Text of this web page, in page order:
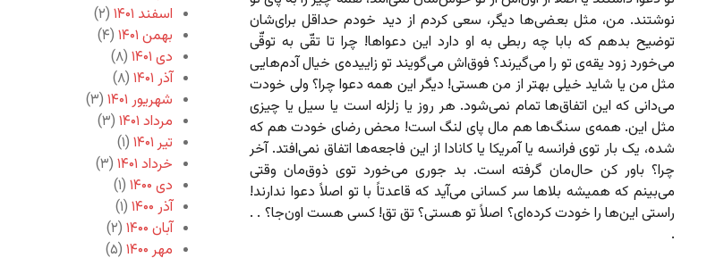
نوشتند. من،‌ مثل بعضی‌ها دیگر، سعی کردم از دید خودم حداقل برای‌شان
توضیح بدهم که بابا چه ربطی به او دارد این دعواها! چرا تا تقّی به توقّی
می‌خورد زود یقه‌ی تو را می‌گیرند؟ فوق‌اش می‌گویند تو زاییده‌ی خیال‌ آدم‌هایی
مثل من یا شاید خیلی بهتر از من هستی! دیگر این همه دعوا چرا؟ ولی خودت
می‌دانی که این اتفاق‌ها تمام نمی‌شود. هر روز یا زلزله است یا سیل یا چیزی
مثل این. همه‌ی سنگ‌ها هم مال پای لنگ است! محض رضای خودت هم که
شده، یک بار توی فرانسه یا آمریکا یا کانادا از این فاجعه‌ها اتفاق نمی‌افتد. آخر
چرا؟‌ باور کن حال‌مان گرفته است. بد جوری می‌خورد توی ذوق‌مان وقتی
می‌بینم که همیشه بلاها سر کسانی می‌آید که قاعدتاً با تو اصلاً دعوا ندارند!
راستی این‌ها را خودت کرده‌ای؟ اصلاً‌ تو هستی؟ تق تق!‌ کسی هست اون‌جا؟ . .
.
اسفند ۱۴۰۱
(۲)
بهمن ۱۴۰۱
(۴)
دی ۱۴۰۱
(۸)
آذر ۱۴۰۱
(۸)
شهریور ۱۴۰۱
(۳)
مرداد ۱۴۰۱
(۳)
تیر ۱۴۰۱
(۱)
خرداد ۱۴۰۱
(۳)
دی ۱۴۰۰
(۱)
آذر ۱۴۰۰
(۱)
آبان ۱۴۰۰
(۲)
مهر ۱۴۰۰
(۵)